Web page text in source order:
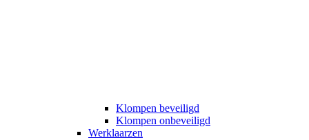
Klompen beveiligd
Klompen onbeveiligd
Werklaarzen